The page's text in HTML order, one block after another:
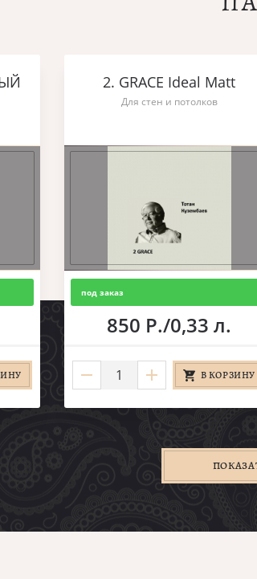
2. GRACE Ideal Matt
Для стен и потолков
под заказ
850 Р./0,33 л.
В КОРЗИНУ